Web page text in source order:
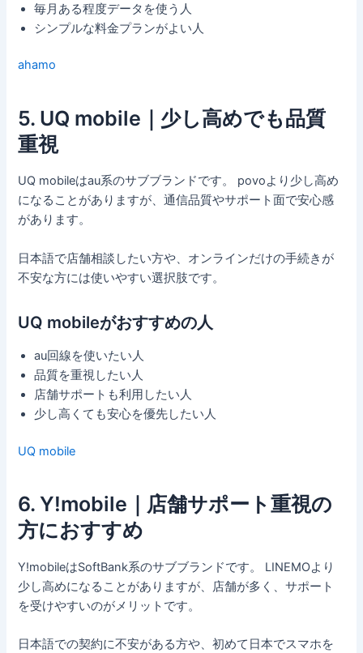
毎月ある程度データを使う人
シンプルな料金プランがよい人
ahamo
5. UQ mobile｜少し高めでも品質
重視
UQ mobileはau系のサブブランドです。 povoより少し高め
になることがありますが、通信品質やサポート面で安心感
があります。
日本語で店舗相談したい方や、オンラインだけの手続きが
不安な方には使いやすい選択肢です。
UQ mobileがおすすめの人
au回線を使いたい人
品質を重視したい人
店舗サポートも利用したい人
少し高くても安心を優先したい人
UQ mobile
6. Y!mobile｜店舗サポート重視の
方におすすめ
Y!mobileはSoftBank系のサブブランドです。 LINEMOより
少し高めになることがありますが、店舗が多く、サポート
を受けやすいのがメリットです。
日本語での契約に不安がある方や、初めて日本でスマホを